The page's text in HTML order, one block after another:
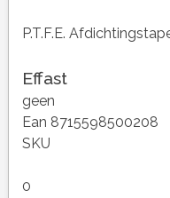
P.T.F.E.
Effast
geen
Ean 8715598500208
SKU
0